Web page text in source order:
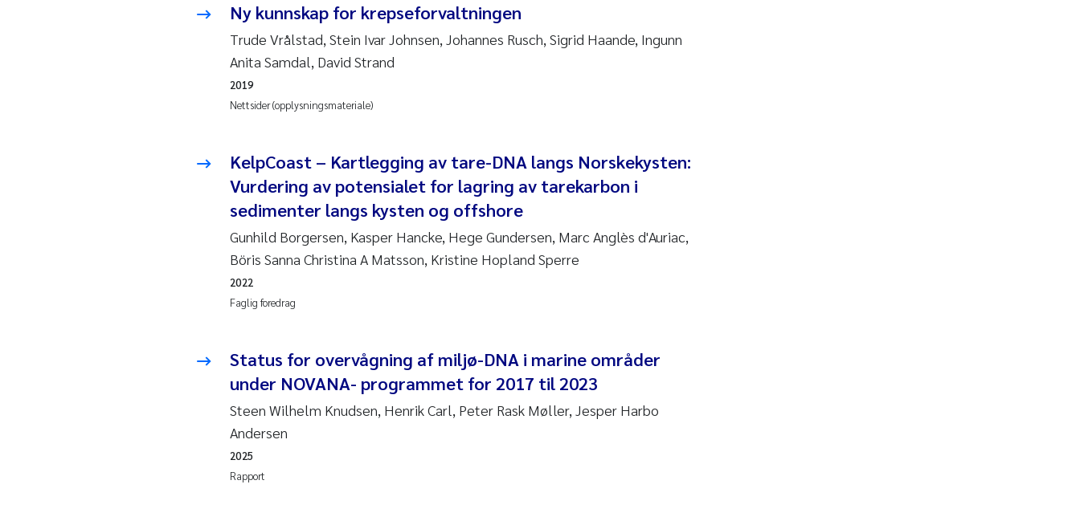
2016
2015
2013
2012
2011
2010
2008
2007
2006
Ellen Johannesen
Sindre Langaas
Øyvind Kaste
Christian Vogelsang
Sandra Stadniczenko Gran
Anette Engesmo
Ny kunnskap for krepseforvaltningen
Trude Vrålstad, Stein Ivar Johnsen, Johannes Rusch, Sigrid Haande, Ingunn
Anita Samdal, David Strand
Nettsider (opplysningsmateriale)
2019
KelpCoast – Kartlegging av tare-DNA langs Norskekysten:
Vurdering av potensialet for lagring av tarekarbon i
sedimenter langs kysten og offshore
Gunhild Borgersen, Kasper Hancke, Hege Gundersen, Marc Anglès d'Auriac,
Böris Sanna Christina A Matsson, Kristine Hopland Sperre
Faglig foredrag
2022
Status for overvågning af miljø-DNA i marine områder
under NOVANA- programmet for 2017 til 2023
Steen Wilhelm Knudsen, Henrik Carl, Peter Rask Møller, Jesper Harbo
Andersen
Rapport
2025